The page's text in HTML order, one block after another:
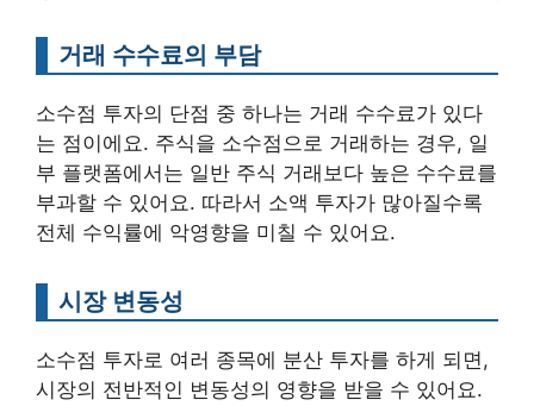
거래 수수료의 부담
소수점 투자의 단점 중 하나는 거래 수수료가 있다
는 점이에요. 주식을 소수점으로 거래하는 경우, 일
부 플랫폼에서는 일반 주식 거래보다 높은 수수료를
부과할 수 있어요. 따라서 소액 투자가 많아질수록
전체 수익률에 악영향을 미칠 수 있어요.
시장 변동성
소수점 투자로 여러 종목에 분산 투자를 하게 되면,
시장의 전반적인 변동성의 영향을 받을 수 있어요.